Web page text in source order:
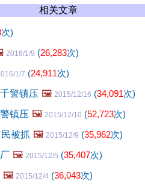
相关文章
次)
2016/1/9 (26,283次)
1/7 (24,911次)
警镇压 🖼️ 2015/12/16 (34,091次)
镇压 🖼️ 2015/12/10 (52,723次)
被抓 🖼️ 2015/12/9 (35,962次)
🖼️ 2015/12/5 (35,407次)
🖼️ 2015/12/4 (36,043次)